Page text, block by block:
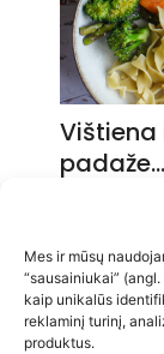
Mes ir mūsų
“sausainiukai”
kaip unikalūs
reklaminį turinį,
produktus.
Vištiena
padaže…